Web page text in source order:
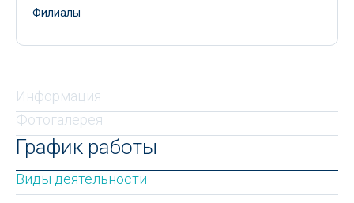
Филиалы
Информация
Фотогалерея
График работы
Виды деятельности